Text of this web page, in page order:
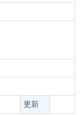
更新